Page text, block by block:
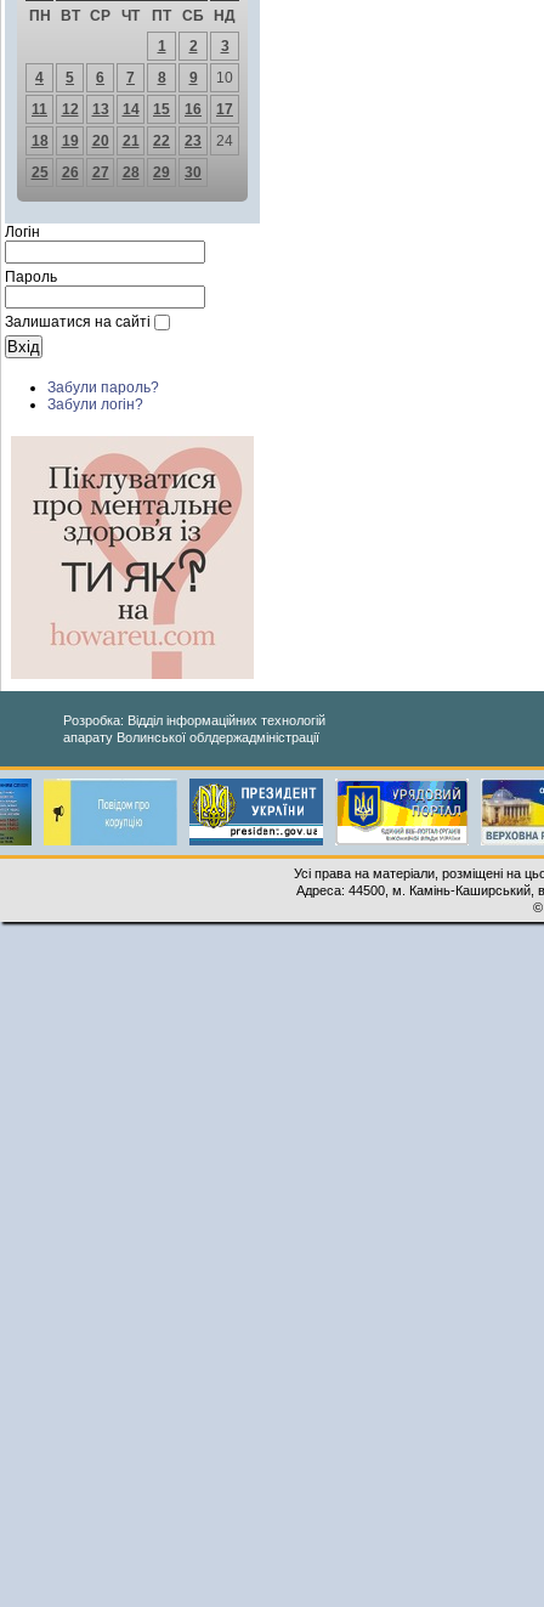
ПН ВТ СР ЧТ ПТ СБ
НД
1
2
3
4
5 6 7 8 9
10
11
12 13 14 15 16
17
18
19 20 21 22 23
24
25
26 27 28 29 30
Логін
Пароль
Залишатися на сайті
Забули пароль?
Забули логін?
Розробка: Відділ інформаційних технологій
апарату Волинської облдержадміністрації
Усі права на матеріали, розміщені на
Адреса: 44500, м. Камінь-Каширський,
©